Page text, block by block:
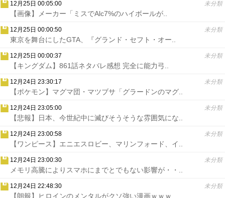
12月25日 00:05:00 未分類
【画像】メーカー「ミスでAlc7%のハイボールが..
12月25日 00:00:50 未分類
東京を舞台にしたGTA、『グランド・セフト・オー..
12月25日 00:00:37 未分類
【キングダム】861話ネタバレ感想 完全に能力弓..
12月24日 23:30:17 未分類
【ポケモン】マグマ団・マツブサ「グラードンのマグ..
12月24日 23:05:00 未分類
【悲報】日本、今世紀中に滅びそうそうな雰囲気にな..
12月24日 23:00:58 未分類
【ワンピース】エニエスロビー、マリンフォード、イ..
12月24日 23:00:30 未分類
メモリ高騰によりスマホにまでとでもない影響が・・..
12月24日 22:48:30 未分類
【朗報】ヒロインのメンタルがクソ強い漫画ｗｗｗ..